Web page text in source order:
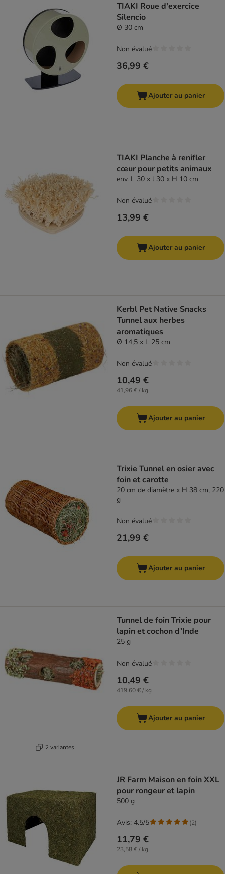
TIAKI Roue d'exercice
Silencio
Ø 30 cm
36,99 €
Non évalué
Ajouter au panier
TIAKI Planche à renifler
cœur pour petits animaux
env. L 30 x l 30 x H 10 cm
13,99 €
Non évalué
Ajouter au panier
Kerbl Pet Native Snacks
Tunnel aux herbes
aromatiques
Ø 14,5 x L 25 cm
10,49 €
41,96 € / kg
Non évalué
Ajouter au panier
Trixie Tunnel en osier avec
foin et carotte
20 cm de diamètre x H 38 cm, 220
g
21,99 €
Non évalué
Ajouter au panier
2 variantes
Tunnel de foin Trixie pour
lapin et cochon d’Inde
25 g
10,49 €
419,60 € / kg
Non évalué
Ajouter au panier
JR Farm Maison en foin XXL
pour rongeur et lapin
500 g
11,79 €
23,58 € / kg
Avis: 4.5/5 (2)